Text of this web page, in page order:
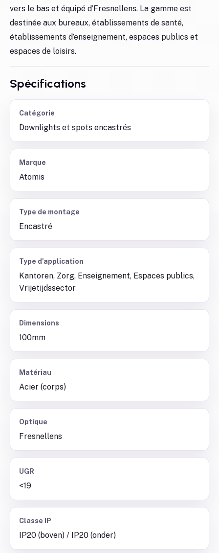
vers le bas et équipé d’Fresnellens. La gamme est
destinée aux bureaux, établissements de santé,
établissements d’enseignement, espaces publics et
espaces de loisirs.
Spécifications
Catégorie
Downlights et spots encastrés
Marque
Atomis
Type de montage
Encastré
Type d'application
Kantoren, Zorg, Enseignement, Espaces publics,
Vrijetijdssector
Dimensions
100mm
Matériau
Acier (corps)
Optique
Fresnellens
UGR
<19
Classe IP
IP20 (boven) / IP20 (onder)